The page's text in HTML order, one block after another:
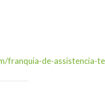
franquia-de-assistencia-